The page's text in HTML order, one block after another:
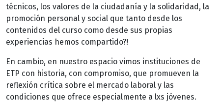
técnicos, los valores de la ciudadanía y la solidaridad, la
promoción personal y social que tanto desde los
contenidos del curso como desde sus propias
experiencias hemos compartido?!
En cambio, en nuestro espacio vimos instituciones de
ETP con historia, con compromiso, que promueven la
reflexión crítica sobre el mercado laboral y las
condiciones que ofrece especialmente a lxs jóvenes.